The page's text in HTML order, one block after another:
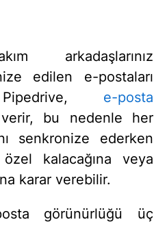
arkadaşlarınız
edilen e-postaları
Pipedrive, e-posta
bu nedenle her
senkronize ederken
kalacağına veya
karar verebilir.
görünürlüğü üç